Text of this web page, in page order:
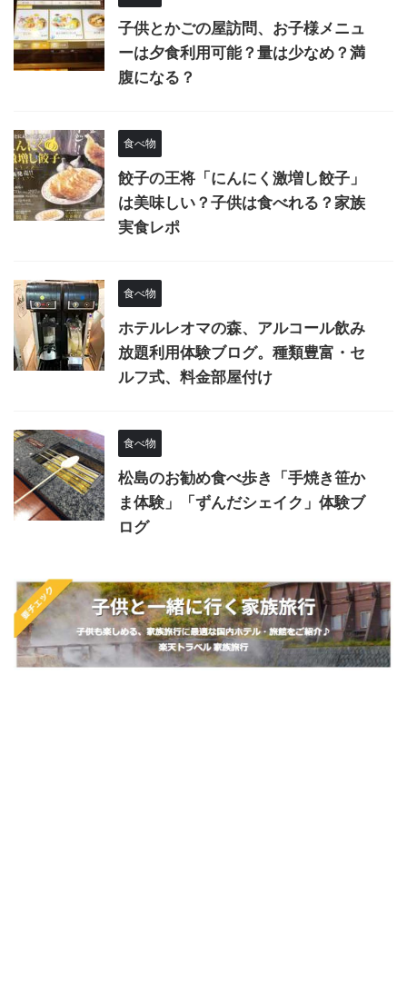
子供とかごの屋訪問、お子様メニュ
ーは夕食利用可能？量は少なめ？満
腹になる？
食べ物
餃子の王将「にんにく激増し餃子」
は美味しい？子供は食べれる？家族
実食レポ
食べ物
ホテルレオマの森、アルコール飲み
放題利用体験ブログ。種類豊富・セ
ルフ式、料金部屋付け
食べ物
松島のお勧め食べ歩き「手焼き笹か
ま体験」「ずんだシェイク」体験ブ
ログ